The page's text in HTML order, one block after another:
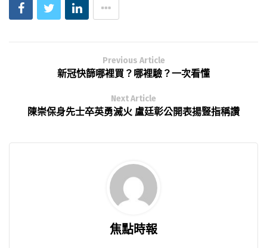
Previous Article
新冠快篩哪裡買？哪裡驗？一次看懂
Next Article
陳崇保身先士卒英勇滅火 盧廷彰公開表揚豎指稱讚
焦點時報